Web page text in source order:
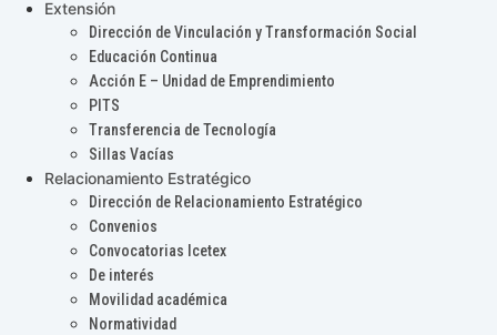
Extensión
Dirección de Vinculación y Transformación Social
Educación Continua
Acción E – Unidad de Emprendimiento
PITS
Transferencia de Tecnología
Sillas Vacías
Relacionamiento Estratégico
Dirección de Relacionamiento Estratégico
Convenios
Convocatorias Icetex
De interés
Movilidad académica
Normatividad